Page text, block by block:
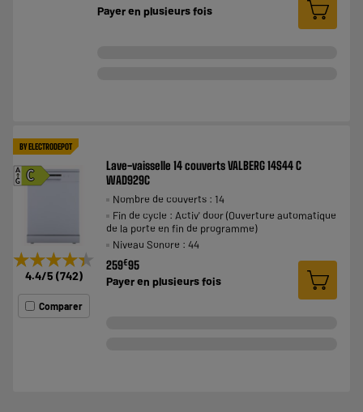
Payer en plusieurs fois
BY ELECTRODEPOT
C
A
G
★★★★★
★★★★★
4.4/5 (742)
Comparer
Lave-vaisselle 14 couverts VALBERG 14S44 C
WAD929C
Nombre de couverts : 14
Fin de cycle : Activ' door (Ouverture automatique
de la porte en fin de programme)
Niveau Sonore : 44
259€95
Payer en plusieurs fois